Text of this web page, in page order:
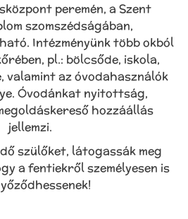
peremén, a Szent
szomszédságában,
Intézményünk több okból
pl.: bölcsőde, iskola,
valamint az óvodahasználók
Óvodánkat nyitottság,
hozzáállás
jellemzi.
szülőket, látogassák meg
a fentiekről személyesen is